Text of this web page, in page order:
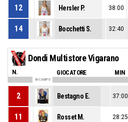
12 Hersler P. 38:00
14 Bocchetti S. 32:40
Dondi Multistore Vigarano
N. GIOCATORE MIN
IN CAMPO
2 Bestagno E. 37:00
11 Rosset M. 28:25